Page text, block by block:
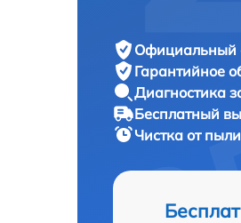
Официальный
Гарантийное
Диагностика
Бесплатный
Чистка от